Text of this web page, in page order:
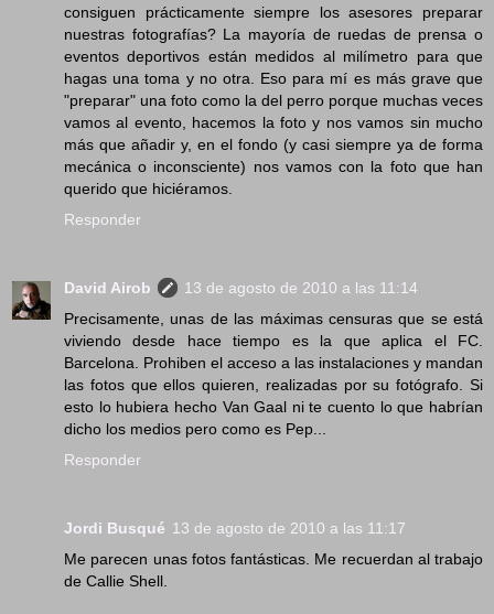
consiguen prácticamente siempre los asesores preparar
nuestras fotografías? La mayoría de ruedas de prensa o
eventos deportivos están medidos al milímetro para que
hagas una toma y no otra. Eso para mí es más grave que
"preparar" una foto como la del perro porque muchas veces
vamos al evento, hacemos la foto y nos vamos sin mucho
más que añadir y, en el fondo (y casi siempre ya de forma
mecánica o inconsciente) nos vamos con la foto que han
querido que hiciéramos.
Responder
David Airob
13 de agosto de 2010 a las 11:14
Precisamente, unas de las máximas censuras que se está
viviendo desde hace tiempo es la que aplica el FC.
Barcelona. Prohiben el acceso a las instalaciones y mandan
las fotos que ellos quieren, realizadas por su fotógrafo. Si
esto lo hubiera hecho Van Gaal ni te cuento lo que habrían
dicho los medios pero como es Pep...
Responder
Jordi Busqué 13 de agosto de 2010 a las 11:17
Me parecen unas fotos fantásticas. Me recuerdan al trabajo
de Callie Shell.